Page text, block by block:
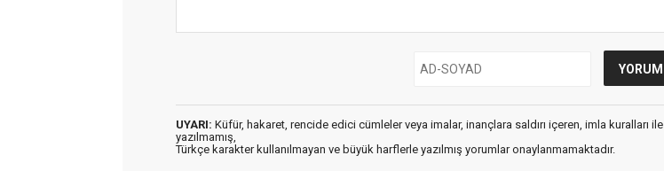
UYARI: Küfür, hakaret, rencide edici cümleler veya imalar, inançlara saldırı içeren, imla kuralları ile
yazılmamış,
Türkçe karakter kullanılmayan ve büyük harflerle yazılmış yorumlar onaylanmamaktadır.